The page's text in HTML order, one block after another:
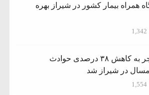
همراه بیمار کشور در شیراز بهره
1,342
فرهنگ سازی منجر به کاهش ۳۸ درصدی حوادث
در شیراز شد
1,554